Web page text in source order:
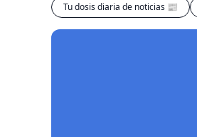
Tu dosis diaria de noticias 📰